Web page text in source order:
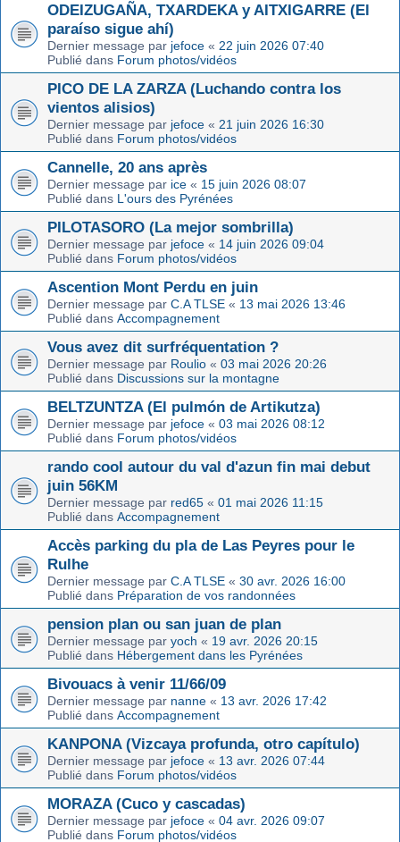
ODEIZUGAÑA, TXARDEKA y AITXIGARRE (El
paraíso sigue ahí)
Dernier message par jefoce « 22 juin 2026 07:40
Publié dans Forum photos/vidéos
PICO DE LA ZARZA (Luchando contra los
vientos alisios)
Dernier message par jefoce « 21 juin 2026 16:30
Publié dans Forum photos/vidéos
Cannelle, 20 ans après
Dernier message par ice « 15 juin 2026 08:07
Publié dans L'ours des Pyrénées
PILOTASORO (La mejor sombrilla)
Dernier message par jefoce « 14 juin 2026 09:04
Publié dans Forum photos/vidéos
Ascention Mont Perdu en juin
Dernier message par C.A TLSE « 13 mai 2026 13:46
Publié dans Accompagnement
Vous avez dit surfréquentation ?
Dernier message par Roulio « 03 mai 2026 20:26
Publié dans Discussions sur la montagne
BELTZUNTZA (El pulmón de Artikutza)
Dernier message par jefoce « 03 mai 2026 08:12
Publié dans Forum photos/vidéos
rando cool autour du val d'azun fin mai debut
juin 56KM
Dernier message par red65 « 01 mai 2026 11:15
Publié dans Accompagnement
Accès parking du pla de Las Peyres pour le
Rulhe
Dernier message par C.A TLSE « 30 avr. 2026 16:00
Publié dans Préparation de vos randonnées
pension plan ou san juan de plan
Dernier message par yoch « 19 avr. 2026 20:15
Publié dans Hébergement dans les Pyrénées
Bivouacs à venir 11/66/09
Dernier message par nanne « 13 avr. 2026 17:42
Publié dans Accompagnement
KANPONA (Vizcaya profunda, otro capítulo)
Dernier message par jefoce « 13 avr. 2026 07:44
Publié dans Forum photos/vidéos
MORAZA (Cuco y cascadas)
Dernier message par jefoce « 04 avr. 2026 09:07
Publié dans Forum photos/vidéos